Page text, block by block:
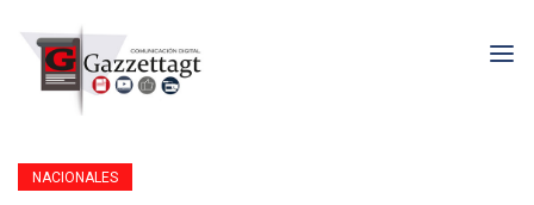
NACIONALES